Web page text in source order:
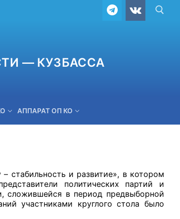
— КУЗБАССА
АППАРАТ ОП КО
СВЯЗЬ
стабильность и развитие», в котором
политических партий и
сложившейся в период предвыборной
участниками круглого стола было